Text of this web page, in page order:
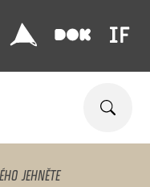
JEHNĚTE